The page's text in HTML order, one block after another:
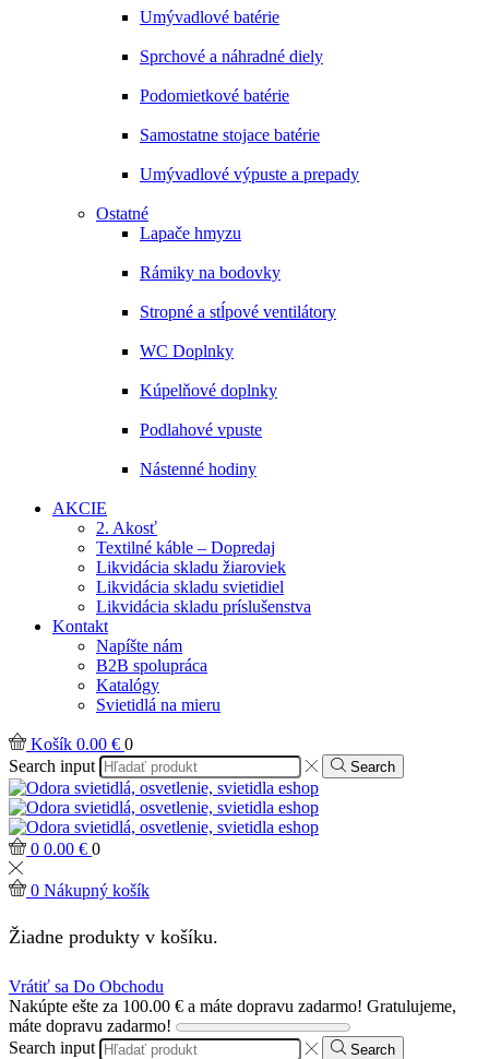
Umývadlové batérie
Sprchové a náhradné diely
Podomietkové batérie
Samostatne stojace batérie
Umývadlové výpuste a prepady
Ostatné
Lapače hmyzu
Rámiky na bodovky
Stropné a stĺpové ventilátory
WC Doplnky
Kúpelňové doplnky
Podlahové vpuste
Nástenné hodiny
AKCIE
2. Akosť
Textilné káble – Dopredaj
Likvidácia skladu žiaroviek
Likvidácia skladu svietidiel
Likvidácia skladu príslušenstva
Kontakt
Napíšte nám
B2B spolupráca
Katalógy
Svietidlá na mieru
Košík 0.00 € 0
Search input
Search
0 0.00 € 0
0 Nákupný košík
Žiadne produkty v košíku.
Vrátiť sa Do Obchodu
Nakúpte ešte za 100.00 € a máte dopravu zadarmo! Gratulujeme,
máte dopravu zadarmo!
Search input
Search